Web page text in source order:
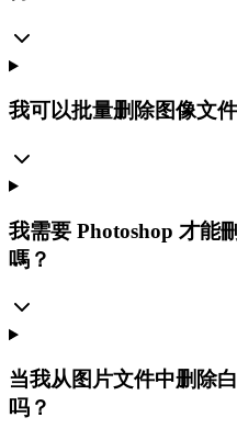
我可以批量删除图像文
我需要 Photoshop 才能
嗎？
当我从图片文件中删除
吗？